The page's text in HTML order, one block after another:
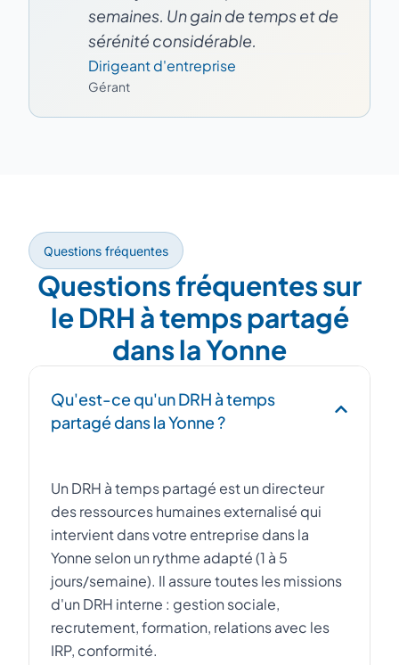
semaines. Un gain de temps et de
sérénité considérable.
Dirigeant d'entreprise
Gérant
Questions fréquentes
Questions fréquentes sur
le DRH à temps partagé
dans la Yonne
Qu'est-ce qu'un DRH à temps
partagé dans la Yonne ?
Un DRH à temps partagé est un directeur
des ressources humaines externalisé qui
intervient dans votre entreprise dans la
Yonne selon un rythme adapté (1 à 5
jours/semaine). Il assure toutes les missions
d'un DRH interne : gestion sociale,
recrutement, formation, relations avec les
IRP, conformité.